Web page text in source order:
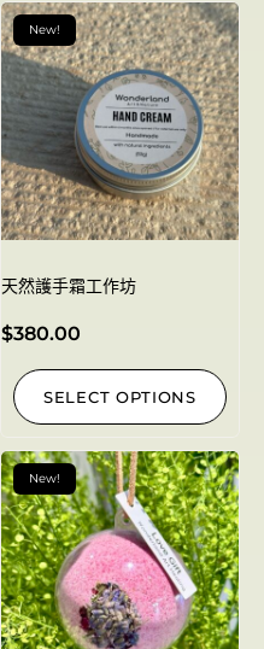
New!
天然護手霜工作坊
$380.00
SELECT OPTIONS
New!